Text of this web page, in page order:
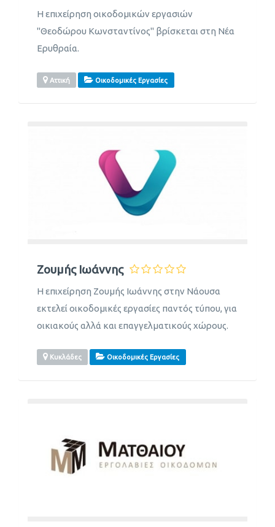
Η επιχείρηση οικοδομικών εργασιών
"Θεοδώρου Κωνσταντίνος" βρίσκεται στη Νέα
Ερυθραία.
Αττική Οικοδομικές Εργασίες
Ζουμής Ιωάννης
H επιχείρηση Ζουμής Ιωάννης στην Νάουσα
εκτελεί οικοδομικές εργασίες παντός τύπου, για
οικιακούς αλλά και επαγγελματικούς χώρους.
Κυκλάδες Οικοδομικές Εργασίες